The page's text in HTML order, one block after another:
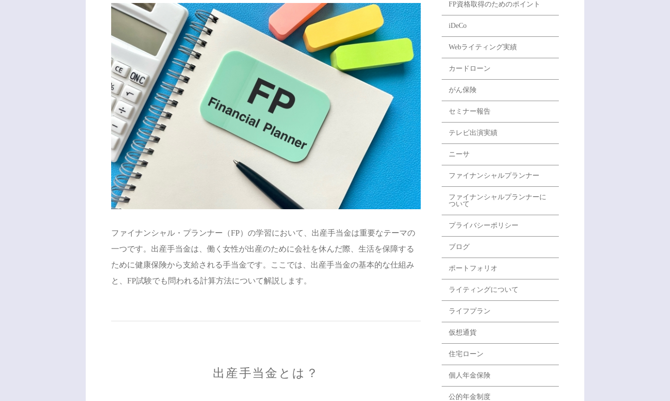
ファイナンシャル・プランナー（FP）の学習において、出産手当金は重要なテーマの
一つです。出産手当金は、働く女性が出産のために会社を休んだ際、生活を保障する
ために健康保険から支給される手当金です。ここでは、出産手当金の基本的な仕組み
と、FP試験でも問われる計算方法について解説します。
出産手当金とは？
FP資格取得のためのポイント
iDeCo
Webライティング実績
カードローン
がん保険
セミナー報告
テレビ出演実績
ニーサ
ファイナンシャルプランナー
ファイナンシャルプランナーに
ついて
プライバシーポリシー
ブログ
ポートフォリオ
ライティングについて
ライフプラン
仮想通貨
住宅ローン
個人年金保険
公的年金制度